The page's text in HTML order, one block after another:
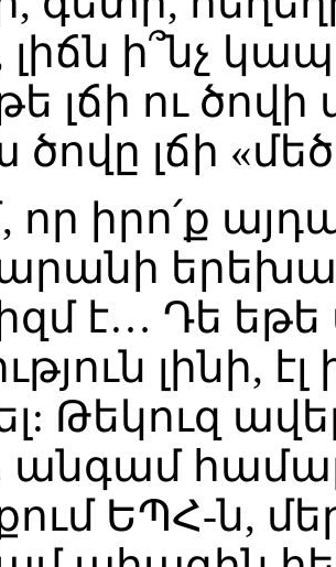
ի՞նչ
լճի ու
լճի
որ իրո՛ք
է… Դե
լինի,
Թեկուզ
անգամ
ԵՊՀ-ն,